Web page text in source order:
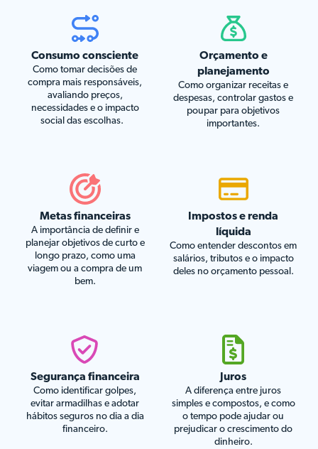
Consumo consciente
Como tomar decisões de
compra mais responsáveis,
avaliando preços,
necessidades e o impacto
social das escolhas.
Orçamento e
planejamento
Como organizar receitas e
despesas, controlar gastos e
poupar para objetivos
importantes.
Metas financeiras
A importância de definir e
planejar objetivos de curto e
longo prazo, como uma
viagem ou a compra de um
bem.
Impostos e renda
líquida
Como entender descontos em
salários, tributos e o impacto
deles no orçamento pessoal.
Segurança financeira
Como identificar golpes,
evitar armadilhas e adotar
hábitos seguros no dia a dia
financeiro.
Juros
A diferença entre juros
simples e compostos, e como
o tempo pode ajudar ou
prejudicar o crescimento do
dinheiro.